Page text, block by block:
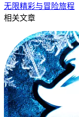
无限精彩与冒险旅程
相关文章